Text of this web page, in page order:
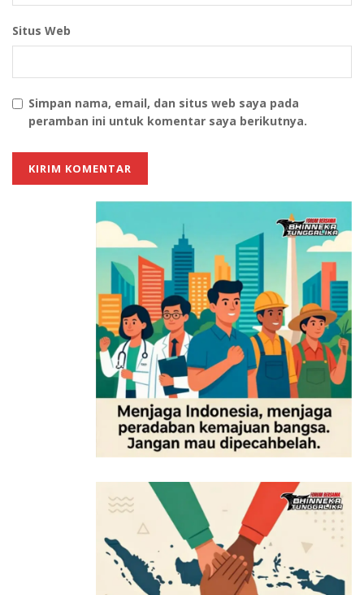
kelestarian lingkungan
Situs Web
Simpan nama, email, dan situs web saya pada
peramban ini untuk komentar saya berikutnya.